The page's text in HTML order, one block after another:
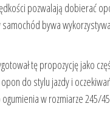
pozwalają dobierać
samochód bywa
tę propozycję jako
do stylu jazdy i
w rozmiarze 245/